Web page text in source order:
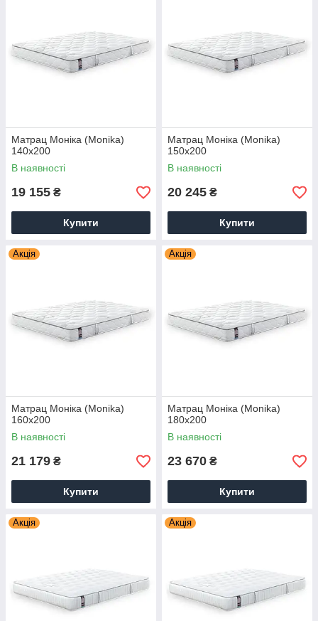
Матрац Моніка (Monika)
140х200
В наявності
19 155 ₴
Купити
Матрац Моніка (Monika)
150х200
В наявності
20 245 ₴
Купити
Акція
Матрац Моніка (Monika)
160х200
В наявності
21 179 ₴
Купити
Акція
Матрац Моніка (Monika)
180х200
В наявності
23 670 ₴
Купити
Акція Акція